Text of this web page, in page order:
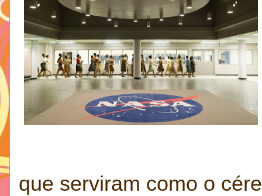
que serviram como o